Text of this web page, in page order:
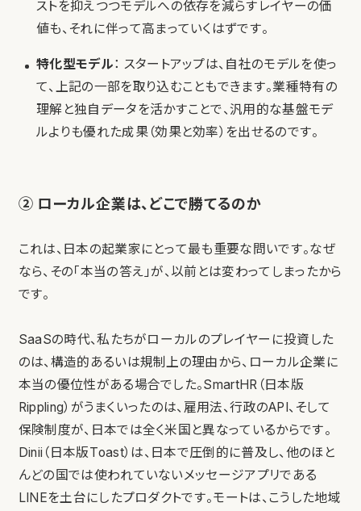
ストを抑えつつモデルへの依存を減らすレイヤーの価
値も、それに伴って高まっていくはずです。
特化型モデル： スタートアップは、自社のモデルを使っ
て、上記の一部を取り込むこともできます。業種特有の
理解と独自データを活かすことで、汎用的な基盤モデ
ルよりも優れた成果（効果と効率）を出せるのです。
② ローカル企業は、どこで勝てるのか
これは、日本の起業家にとって最も重要な問いです。なぜ
なら、その「本当の答え」が、以前とは変わってしまったから
です。
SaaSの時代、私たちがローカルのプレイヤーに投資した
のは、構造的あるいは規制上の理由から、ローカル企業に
本当の優位性がある場合でした。SmartHR（日本版
Rippling）がうまくいったのは、雇用法、行政のAPI、そして
保険制度が、日本では全く米国と異なっているからです。
Dinii（日本版Toast）は、日本で圧倒的に普及し、他のほと
んどの国では使われていないメッセージアプリである
LINEを土台にしたプロダクトです。モートは、こうした地域